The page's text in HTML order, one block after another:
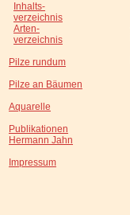
Inhalts-
verzeichnis
Arten-
verzeichnis
Pilze rundum
Pilze an Bäumen
Aquarelle
Publikationen
Hermann Jahn
Impressum